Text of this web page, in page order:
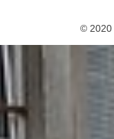
© 2020